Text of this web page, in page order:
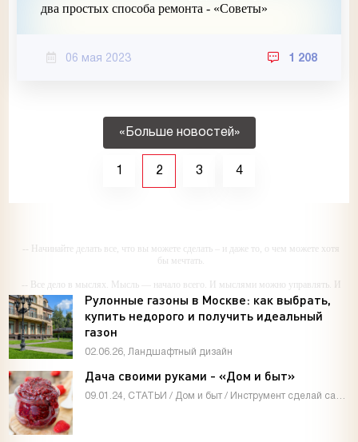
два простых способа ремонта - «Советы»
06 мая 2023 1 208
«Больше новостей»
1 2 3 4
-- Начинайте делать все, что вы можете сделать – и даже то, о чем можете хотя
бы мечтать.
-- Все дело в мыслях. Мысль — начало всего. И мыслями можно управлять. И
поэтому главное дело совершенствования: работать над мыслями.
-- Идите уверенно по направлению к мечте. Живите той жизнью, которую вы
-- Самое большое богатство — это ум. Самая большая нищета — глупость. Из
-- Лучшее, что можно сделать с хорошим советом, это пропустить его мимо
ушей. Он никогда не бывает полезен никому, кроме того, кто его дал.
-- Люблю давать советы и очень не люблю, когда их дают мне.
Рулонные газоны в Москве: как выбрать,
купить недорого и получить идеальный
газон
02.06.26, Ландшафтный дизайн
Дача своими руками - «Дом и быт»